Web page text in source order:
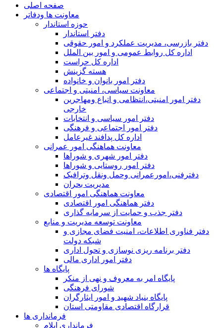
صفحه اصلی
معاونت ها ودفاتر
حوزه استاندار
دفتر استاندار
دفتر بازرسی، مدیریت عملکرد و امور حقوقی
اداره کل روابط عمومی و امور بین الملل
اداره کل حراست
هسته گزینش
دفتر امور بانوان و خانواده
معاونت سیاسی، امنیتی و اجتماعی
دفتر امور امنيتی،انتظامی و اتباع ومهاجرین
خارجی
دفتر امور سیاسی و انتخابات
دفتر امور اجتماعی و فرهنگی
اداره کل پدافند غیرعامل
معاونت هماهنگی امور عمرانی
دفتر امور شهری و شوراها
دفتر امور روستایی و شوراها
دفترفنی،امورعمرانی وحمل ونقل وترافيک
مدیریت بحران
معاونت هماهنگی امور اقتصادی
دفتر هماهنگی امور اقتصادی
دفتر جذب و حمایت از سرمایه گذاری
معاونت توسعه مدیریت و منابع
دفتر فناوری اطلاعات، امنیت فضای مجازی و
شبکه دولت
دفتر برنامه ریزی نوسازی و تحول اداری
دفتر امور اداری مالی
پایگاه ها
پایگاه امر به معروف و نهی از منکر
شورای فرهنگی
پایگاه بنیاد شهید و امور ایثارگران
قرارگاه اقتصادی مقاومتی استان
فرمانداری ها
فرمانداری ایلام